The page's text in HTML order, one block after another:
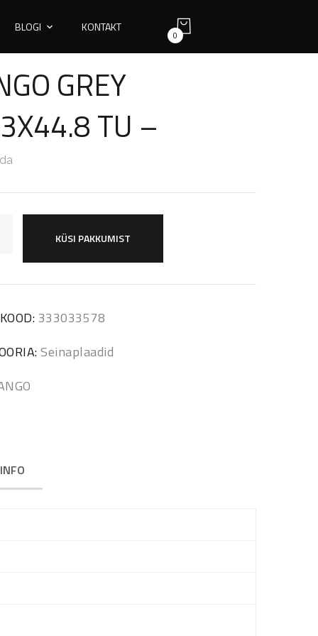
BLOGI KONTAKT
0
GREY
TU –
KÜSI PAKKUMIST
333033578
Seinaplaadid